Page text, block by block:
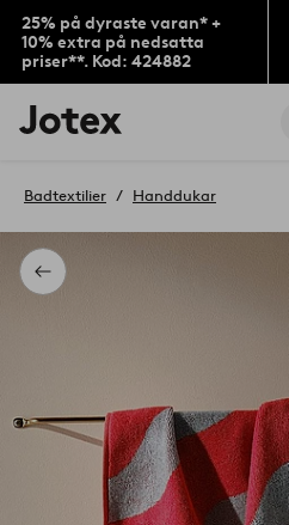
25% på dyraste varan* +
10% extra på nedsatta
priser**. Kod: 424882
Jotex
logotyp
till
Tillbaka
Badtextilier Handdukar